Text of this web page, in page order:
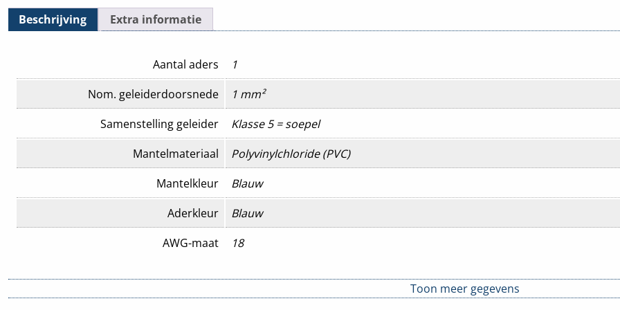
Beschrijving Extra informatie
Aantal aders
1
Nom. geleiderdoorsnede
1 mm²
Samenstelling geleider
Klasse 5 = soepel
Mantelmateriaal
Polyvinylchloride (PVC)
Mantelkleur
Blauw
Aderkleur
Blauw
AWG-maat
18
Brandvertraging
Nee
Toon meer gegevens